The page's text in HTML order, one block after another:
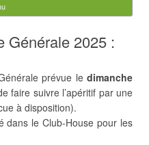
Générale 2025 :
prévue le dimanche
faire suivre l’apéritif par une
à disposition).
dans le Club-House pour les